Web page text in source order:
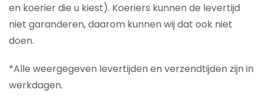
en koerier die u kiest). Koeriers kunnen de levertijd
niet garanderen, daarom kunnen wij dat ook niet
doen.
*Alle weergegeven levertijden en verzendtijden zijn in
werkdagen.